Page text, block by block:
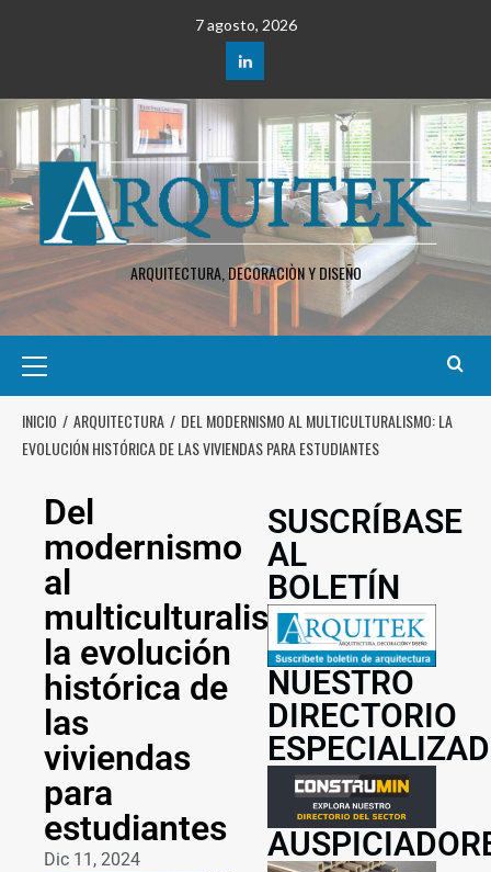
7 agosto, 2026
ARQUITECTURA, DECORACIÒN Y DISEÑO
INICIO ARQUITECTURA
DEL MODERNISMO AL MULTICULTURALISMO: LA
EVOLUCIÓN HISTÓRICA DE LAS VIVIENDAS PARA ESTUDIANTES
Del
modernismo
al
multiculturalismo:
la evolución
histórica de
las
viviendas
para
estudiantes
Dic 11, 2024
SUSCRÍBASE
AL
BOLETÍN
NUESTRO
DIRECTORIO